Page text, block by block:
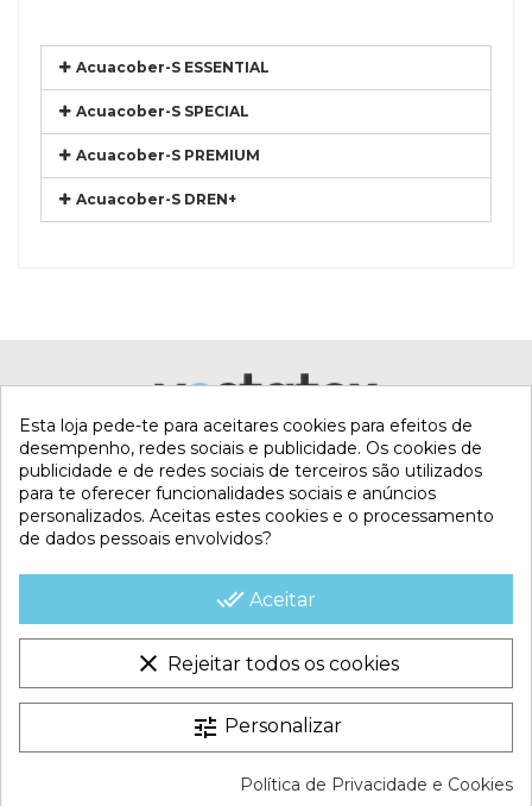
Acuacober-S ESSENTIAL
Acuacober-S SPECIAL
Acuacober-S PREMIUM
Acuacober-S DREN+
CONTACTA CON NOSOTROS
CONDICIONES COMERCIALES
Aviso legal | Termos e Condições |
Esta loja pede-te para aceitares cookies para efeitos de
desempenho, redes sociais e publicidade. Os cookies de
publicidade e de redes sociais de terceiros são utilizados
para te oferecer funcionalidades sociais e anúncios
personalizados. Aceitas estes cookies e o processamento
de dados pessoais envolvidos?
done_all Aceitar
clear Rejeitar todos os cookies
tune Personalizar
Política de Privacidade e Cookies